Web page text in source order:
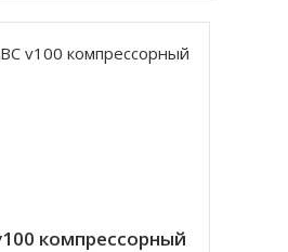
компрессорный